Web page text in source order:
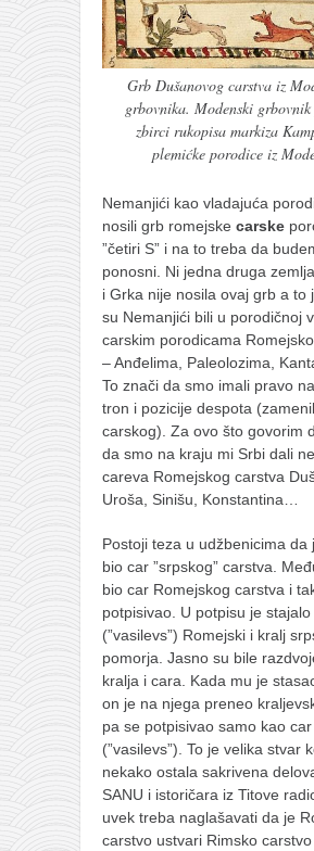
Grb Dušanovog carstva iz
grbovnika. Modenski
zbirci rukopisa markiza
plemićke porodice iz
Nemanjići kao vladajuća
nosili grb romejske carske
”četiri S” i na to treba da
ponosni. Ni jedna druga
i Grka nije nosila ovaj grb a to
su Nemanjići bili u porodičnoj
carskim porodicama
– Anđelima, Paleolozima,
To znači da smo imali pravo
tron i pozicije despota
carskog). Za ovo što govorim
da smo na kraju mi Srbi dali
careva Romejskog carstva
Uroša, Sinišu, Konstantina…
Postoji teza u udžbenicima da
bio car ”srpskog” carstva.
bio car Romejskog carstva i
potpisivao. U potpisu je
(”vasilevs”) Romejski i kralj
pomorja. Jasno su bile
kralja i cara. Kada mu je
on je na njega preneo
pa se potpisivao samo kao car
(”vasilevs”). To je velika stvar
nekako ostala sakrivena
SANU i istoričara iz Titove
uvek treba naglašavati da je
carstvo ustvari Rimsko